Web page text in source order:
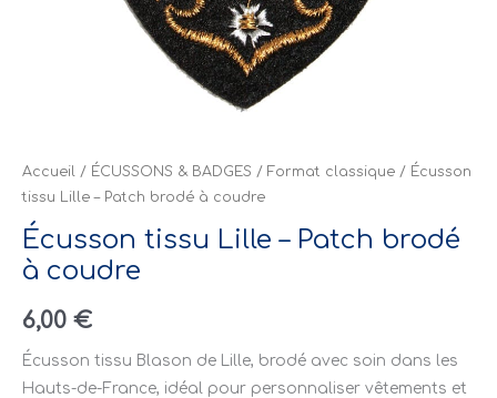
Accueil / ÉCUSSONS & BADGES / Format classique / Écusson
tissu Lille – Patch brodé à coudre
Écusson tissu Lille – Patch brodé
à coudre
6,00 €
Écusson tissu Blason de Lille, brodé avec soin dans les
Hauts-de-France, idéal pour personnaliser vêtements et